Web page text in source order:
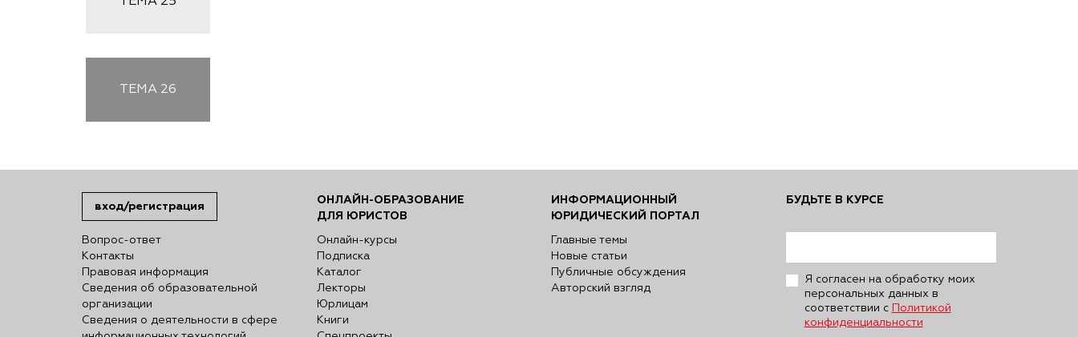
ТЕМА 26
вход/регистрация
Вопрос-ответ
Контакты
Правовая информация
Сведения об образовательной
организации
Сведения о деятельности в сфере
ОНЛАЙН-ОБРАЗОВАНИЕ
ДЛЯ ЮРИСТОВ
Онлайн-курсы
Подписка
Каталог
Лекторы
Юрлицам
Книги
ИНФОРМАЦИОННЫЙ
ЮРИДИЧЕСКИЙ ПОРТАЛ
Главные темы
Новые статьи
Публичные обсуждения
Авторский взгляд
БУДЬТЕ В КУРСЕ
Я согласен на обработку моих
персональных данных в
соответствии с Политикой
конфиденциальности